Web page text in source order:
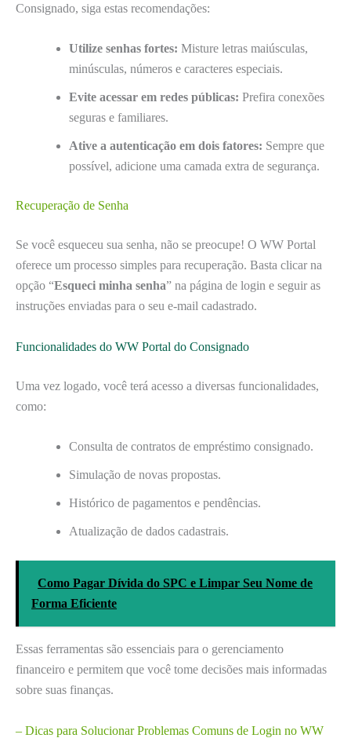
Consignado, siga estas recomendações:
Utilize senhas fortes: Misture letras maiúsculas,
minúsculas, números e caracteres especiais.
Evite acessar em redes públicas: Prefira conexões
seguras e familiares.
Ative a autenticação em dois fatores: Sempre que
possível, adicione uma camada extra de segurança.
Recuperação de Senha
Se você esqueceu sua senha, não se preocupe! O WW Portal
oferece um processo simples para recuperação. Basta clicar na
opção “Esqueci minha senha” na página de login e seguir as
instruções enviadas para o seu e-mail cadastrado.
Funcionalidades do WW Portal do Consignado
Uma vez logado, você terá acesso a diversas funcionalidades,
como:
Consulta de contratos de empréstimo consignado.
Simulação de novas propostas.
Histórico de pagamentos e pendências.
Atualização de dados cadastrais.
Como Pagar Dívida do SPC e Limpar Seu Nome de
Forma Eficiente
Essas ferramentas são essenciais para o gerenciamento
financeiro e permitem que você tome decisões mais informadas
sobre suas finanças.
– Dicas para Solucionar Problemas Comuns de Login no WW